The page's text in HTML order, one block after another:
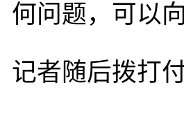
何问题，可以
记者随后拨打